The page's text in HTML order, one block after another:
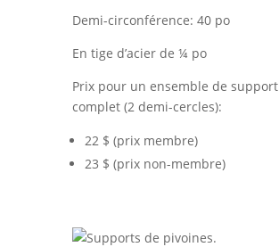
Demi-circonférence: 40 po
En tige d’acier de ¼ po
Prix pour un ensemble de support
complet (2 demi-cercles):
22 $ (prix membre)
23 $ (prix non-membre)
.